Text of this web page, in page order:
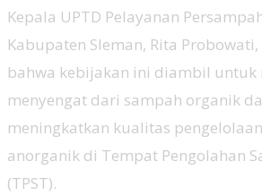
Kepala UPTD Pelayanan
Kabupaten Sleman, Rita
bahwa kebijakan ini diambil untuk
menyengat dari sampah organik
meningkatkan kualitas
anorganik di Tempat Pengolahan
(TPST).